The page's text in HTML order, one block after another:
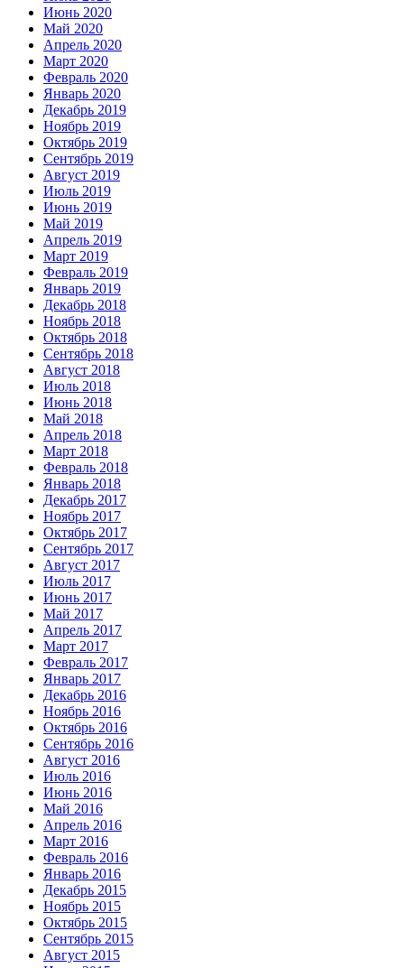
Июнь 2020
Май 2020
Апрель 2020
Март 2020
Февраль 2020
Январь 2020
Декабрь 2019
Ноябрь 2019
Октябрь 2019
Сентябрь 2019
Август 2019
Июль 2019
Июнь 2019
Май 2019
Апрель 2019
Март 2019
Февраль 2019
Январь 2019
Декабрь 2018
Ноябрь 2018
Октябрь 2018
Сентябрь 2018
Август 2018
Июль 2018
Июнь 2018
Май 2018
Апрель 2018
Март 2018
Февраль 2018
Январь 2018
Декабрь 2017
Ноябрь 2017
Октябрь 2017
Сентябрь 2017
Август 2017
Июль 2017
Июнь 2017
Май 2017
Апрель 2017
Март 2017
Февраль 2017
Январь 2017
Декабрь 2016
Ноябрь 2016
Октябрь 2016
Сентябрь 2016
Август 2016
Июль 2016
Июнь 2016
Май 2016
Апрель 2016
Март 2016
Февраль 2016
Январь 2016
Декабрь 2015
Ноябрь 2015
Октябрь 2015
Сентябрь 2015
Август 2015